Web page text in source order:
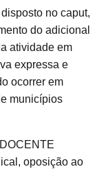
no caput,
do adicional
atividade em
expressa e
ocorrer em
municípios
oposição ao